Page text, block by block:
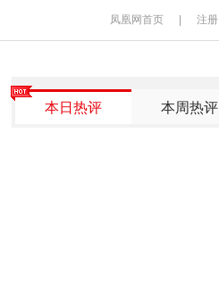
凤凰网首页 注册
本日热评 本周热评